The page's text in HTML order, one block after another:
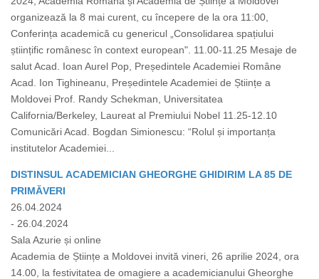
organizează la 8 mai curent, cu începere de la ora 11:00,
Conferința academică cu genericul „Consolidarea spațiului
științific românesc în context european". 11.00-11.25 Mesaje de
salut Acad. Ioan Aurel Pop, Președintele Academiei Române
Acad. Ion Tighineanu, Președintele Academiei de Științe a
Moldovei Prof. Randy Schekman, Universitatea
California/Berkeley, Laureat al Premiului Nobel 11.25-12.10
Comunicări Acad. Bogdan Simionescu: “Rolul și importanța
institutelor Academiei...
DISTINSUL ACADEMICIAN GHEORGHE GHIDIRIM LA 85 DE
PRIMĂVERI
26.04.2024
- 26.04.2024
Sala Azurie și online
Academia de Științe a Moldovei invită vineri, 26 aprilie 2024, ora
14.00, la festivitatea de omagiere a academicianului Gheorghe